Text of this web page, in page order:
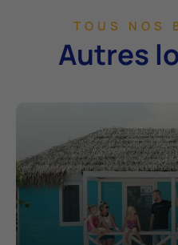
TOUS NOS
Autres